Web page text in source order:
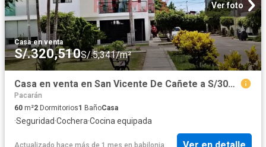
Ver foto
Casa·en venta
S/.320,510S/.5,341/m²
Casa en venta en San Vicente De Cañete a S/309,600
Pacarán
60 m²2 Dormitorios1 BañoCasa
·Seguridad·Cochera·Cocina equipada
Actualizado hace más de 1 mes en babilonia